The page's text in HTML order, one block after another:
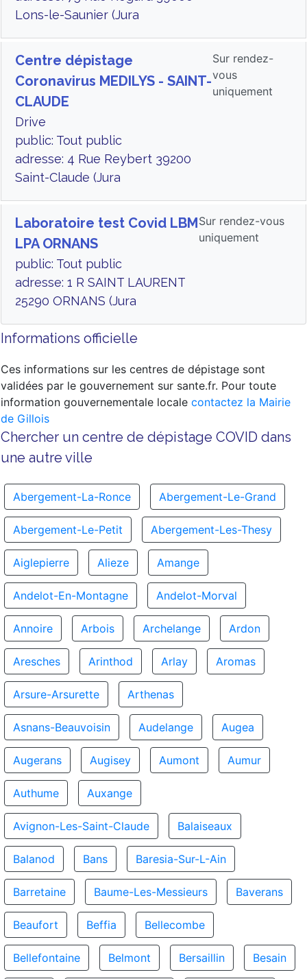
Lons-le-Saunier (Jura
Centre dépistage
Coronavirus MEDILYS - SAINT-
CLAUDE
Drive
public: Tout public
adresse: 4 Rue Reybert 39200
Saint-Claude (Jura
Sur rendez-
vous
uniquement
Laboratoire test Covid LBM
LPA ORNANS
public: Tout public
adresse: 1 R SAINT LAURENT
25290 ORNANS (Jura
Sur rendez-vous
uniquement
Informations officielle
Ces informations sur les centres de dépistage sont
validées par le gouvernement sur sante.fr. Pour toute
information gouvernementale locale contactez la Mairie
de Gillois
Chercher un centre de dépistage COVID dans
une autre ville
Abergement-La-Ronce Abergement-Le-Grand
Abergement-Le-Petit Abergement-Les-Thesy
Aiglepierre Alieze Amange
Andelot-En-Montagne Andelot-Morval
Annoire Arbois Archelange Ardon
Aresches Arinthod Arlay Aromas
Arsure-Arsurette Arthenas
Asnans-Beauvoisin Audelange Augea
Augerans Augisey Aumont Aumur
Authume Auxange
Avignon-Les-Saint-Claude Balaiseaux
Balanod Bans Baresia-Sur-L-Ain
Barretaine Baume-Les-Messieurs Baverans
Beaufort Beffia Bellecombe
Bellefontaine Belmont Bersaillin Besain